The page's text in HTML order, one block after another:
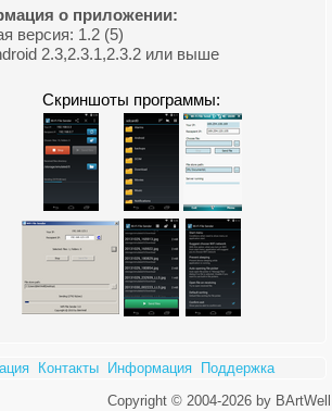
о приложении:
версия: 1.2 (5)
2.3,2.3.1,2.3.2 или выше
Скриншоты программы:
Контакты Информация
Поддержка
Copyright © 2004-2026 by BArtWell